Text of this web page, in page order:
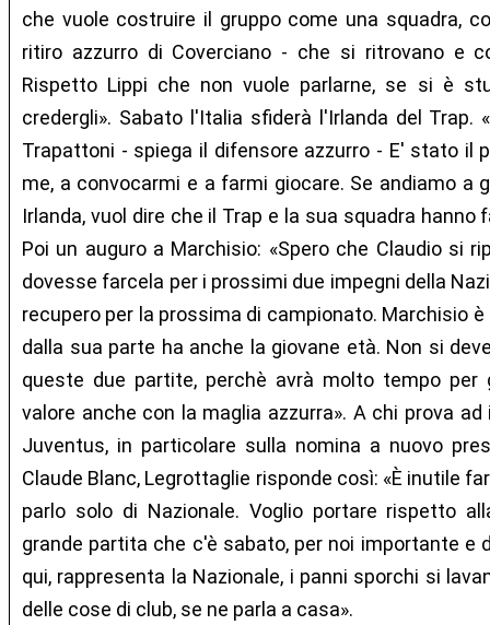
che vuole costruire il gruppo come una squadra,
ritiro azzurro di Coverciano - che si ritrovano e
Rispetto Lippi che non vuole parlarne, se si è
credergli». Sabato l'Italia sfiderà l'Irlanda del Trap.
Trapattoni - spiega il difensore azzurro - E' stato il
me, a convocarmi e a farmi giocare. Se andiamo a
Irlanda, vuol dire che il Trap e la sua squadra hanno
Poi un auguro a Marchisio: «Spero che Claudio si
dovesse farcela per i prossimi due impegni della
recupero per la prossima di campionato. Marchisio
dalla sua parte ha anche la giovane età. Non si
queste due partite, perchè avrà molto tempo
valore anche con la maglia azzurra». A chi prova
Juventus, in particolare sulla nomina a nuovo
Claude Blanc, Legrottaglie risponde così: «È inutile
parlo solo di Nazionale. Voglio portare rispetto
grande partita che c'è sabato, per noi importante e
qui, rappresenta la Nazionale, i panni sporchi si
delle cose di club, se ne parla a casa».